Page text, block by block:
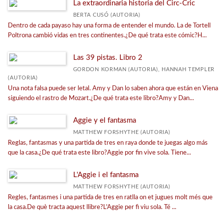
La extraordinaria historia del Circ-Cric
BERTA CUSÓ (AUTORIA)
Dentro de cada payaso hay una forma de entender el mundo. La de Tortell
Poltrona cambió vidas en tres continentes.¿De qué trata este cómic?H...
Las 39 pistas. Libro 2
GORDON KORMAN (AUTORIA), HANNAH TEMPLER
(AUTORIA)
Una nota falsa puede ser letal. Amy y Dan lo saben ahora que están en Viena
siguiendo el rastro de Mozart.¿De qué trata este libro?Amy y Dan...
Aggie y el fantasma
MATTHEW FORSHYTHE (AUTORIA)
Reglas, fantasmas y una partida de tres en raya donde te juegas algo más
que la casa.¿De qué trata este libro?Aggie por fin vive sola. Tiene...
L'Aggie i el fantasma
MATTHEW FORSHYTHE (AUTORIA)
Regles, fantasmes i una partida de tres en ratlla on et jugues molt més que
la casa.De què tracta aquest llibre?L'Aggie per fi viu sola. Té ...